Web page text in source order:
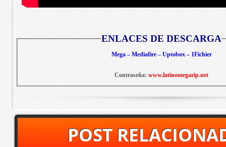
ENLACES DE DESCARGA
Mega – Mediafire – Uptobox – 1Fichier
Contraseña: www.latinomegarip.net
POST